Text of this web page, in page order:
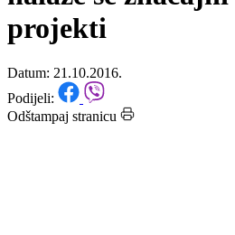
Na Listi javnih
nalaze se značajni
projekti
Datum: 21.10.2016.